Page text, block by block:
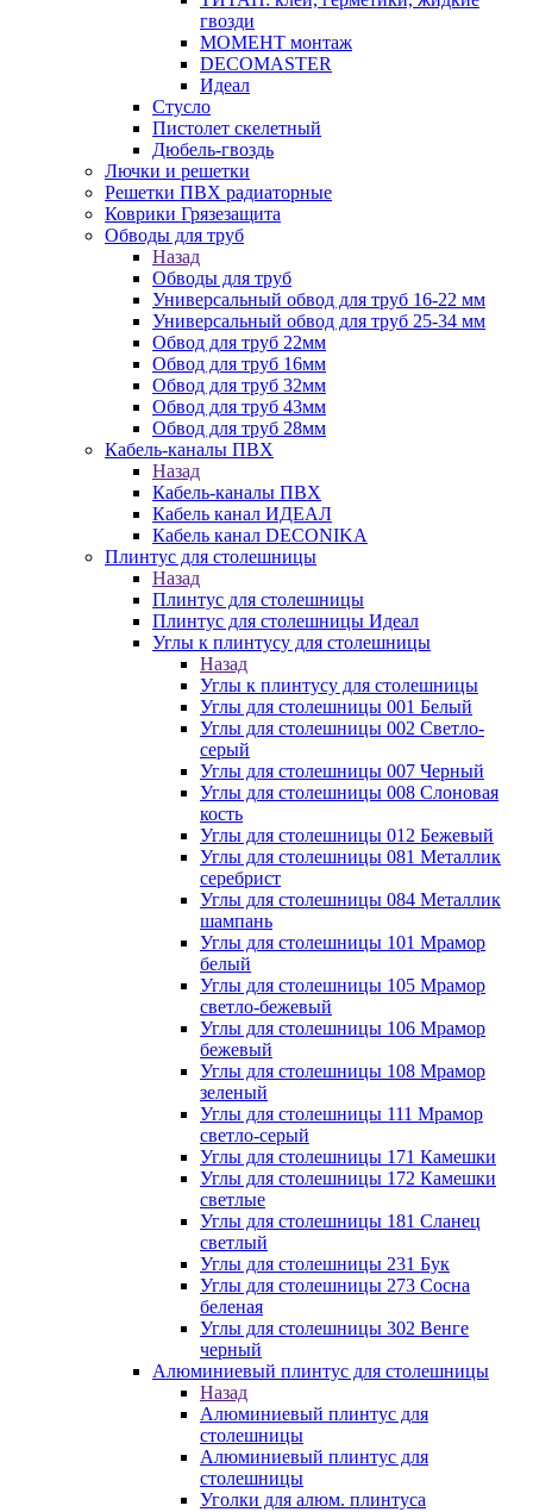
гвозди
МОМЕНТ монтаж
DECOMASTER
Идеал
Стусло
Пистолет скелетный
Дюбель-гвоздь
Лючки и решетки
Решетки ПВХ радиаторные
Коврики Грязезащита
Обводы для труб
Назад
Обводы для труб
Универсальный обвод для труб 16-22 мм
Универсальный обвод для труб 25-34 мм
Обвод для труб 22мм
Обвод для труб 16мм
Обвод для труб 32мм
Обвод для труб 43мм
Обвод для труб 28мм
Кабель-каналы ПВХ
Назад
Кабель-каналы ПВХ
Кабель канал ИДЕАЛ
Кабель канал DECONIKA
Плинтус для столешницы
Назад
Плинтус для столешницы
Плинтус для столешницы Идеал
Углы к плинтусу для столешницы
Назад
Углы к плинтусу для столешницы
Углы для столешницы 001 Белый
Углы для столешницы 002 Светло-
серый
Углы для столешницы 007 Черный
Углы для столешницы 008 Слоновая
кость
Углы для столешницы 012 Бежевый
Углы для столешницы 081 Металлик
серебрист
Углы для столешницы 084 Металлик
шампань
Углы для столешницы 101 Мрамор
белый
Углы для столешницы 105 Мрамор
светло-бежевый
Углы для столешницы 106 Мрамор
бежевый
Углы для столешницы 108 Мрамор
зеленый
Углы для столешницы 111 Мрамор
светло-серый
Углы для столешницы 171 Камешки
Углы для столешницы 172 Камешки
светлые
Углы для столешницы 181 Сланец
светлый
Углы для столешницы 231 Бук
Углы для столешницы 273 Сосна
беленая
Углы для столешницы 302 Венге
черный
Алюминиевый плинтус для столешницы
Назад
Алюминиевый плинтус для
столешницы
Алюминиевый плинтус для
столешницы
Уголки для алюм. плинтуса